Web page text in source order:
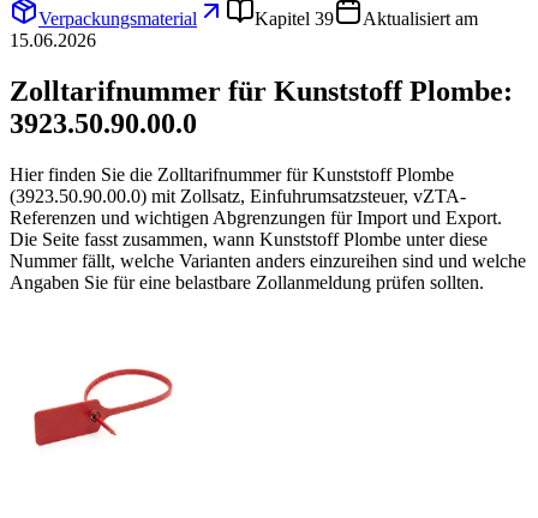
Verpackungsmaterial Kapitel 39
Aktualisiert am
15.06.2026
Zolltarifnummer für Kunststoff Plombe:
3923.50.90.00.0
Hier finden Sie die Zolltarifnummer für Kunststoff Plombe
(3923.50.90.00.0) mit Zollsatz, Einfuhrumsatzsteuer, vZTA-
Referenzen und wichtigen Abgrenzungen für Import und Export.
Die Seite fasst zusammen, wann Kunststoff Plombe unter diese
Nummer fällt, welche Varianten anders einzureihen sind und welche
Angaben Sie für eine belastbare Zollanmeldung prüfen sollten.